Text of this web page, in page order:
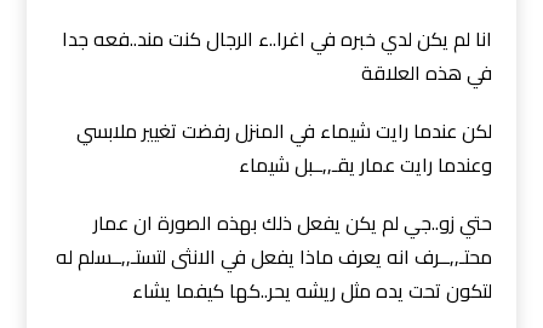
انا لم يكن لدي خبره في اغرا..ء الرجال كنت مند..فعه جدا
في هذه العلاقة
لكن عندما رايت شيماء في المنزل رفضت تغيير ملابسي
وعندما رايت عمار يقـ,,ــبل شيماء
حتي زو..جي لم يكن يفعل ذلك بهذه الصورة ان عمار
محتـ,,ــرف انه يعرف ماذا يفعل في الانثى لتستـ,,ــسلم له
لتكون تحت يده مثل ريشه يحر..كها كيفما يشاء